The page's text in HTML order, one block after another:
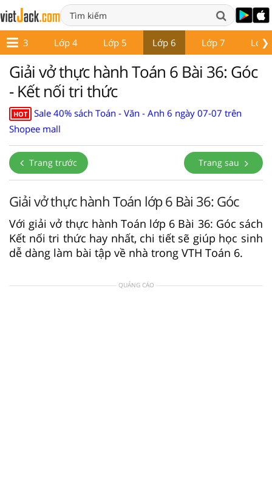
❯
Lớp 3 Lớp 4 Lớp 5 Lớp 6 Lớp 7 Lớp
Giải vở thực hành Toán 6 Bài 36: Góc
- Kết nối tri thức
HOT
Sale 40% sách Toán - Văn - Anh 6 ngày 07-07 trên
Shopee mall
Trang trước Trang sau
Giải vở thực hành Toán lớp 6 Bài 36: Góc
Với giải vở thực hành Toán lớp 6 Bài 36: Góc sách
Kết nối tri thức hay nhất, chi tiết sẽ giúp học sinh
dễ dàng làm bài tập về nhà trong VTH Toán 6.
QUẢNG CÁO